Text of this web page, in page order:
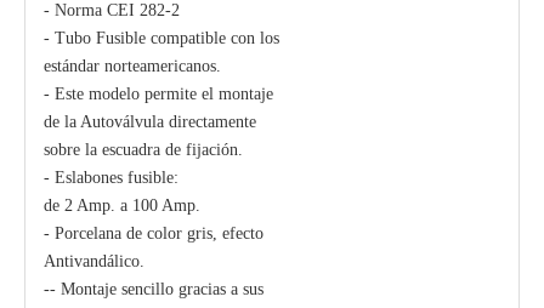
- Norma CEI 282-2
- Tubo Fusible compatible con los
estándar norteamericanos.
- Este modelo permite el montaje
de la Autoválvula directamente
sobre la escuadra de fijación.
- Eslabones fusible:
de 2 Amp. a 100 Amp.
- Porcelana de color gris, efecto
Antivandálico.
-- Montaje sencillo gracias a sus